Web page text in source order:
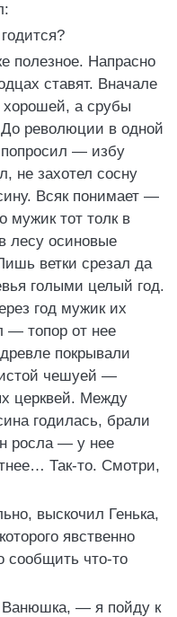
полезное. Напрасно
ставят. Вначале
хорошей, а срубы
До революции в одной
— избу
не захотел сосну
Всяк понимает —
мужик тот толк в
лесу осиновые
ветки срезал да
голыми целый год.
год мужик их
— топор от нее
покрывали
чешуей —
церквей. Между
годилась, брали
росла — у нее
Так-то. Смотри,
выскочил Генька,
явственно
сообщить что-то
— я пойду к